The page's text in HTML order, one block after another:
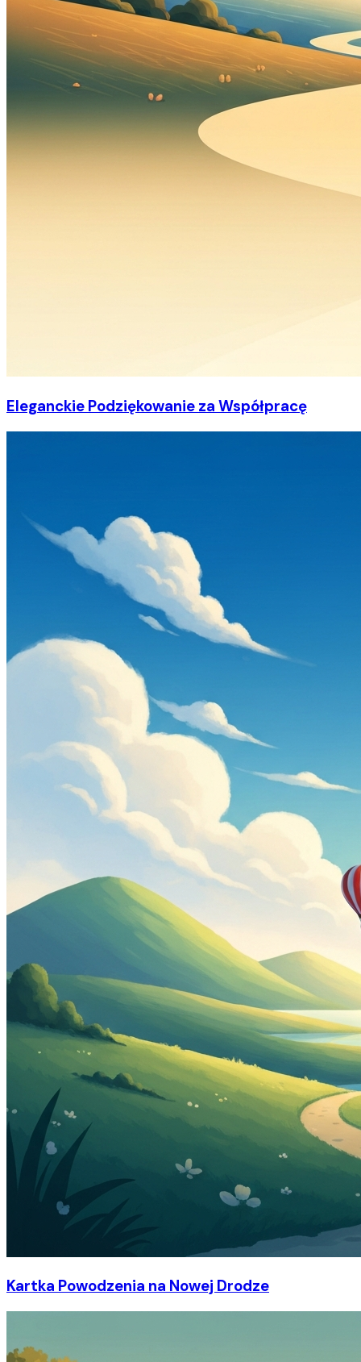
Eleganckie Podziękowanie za Współpracę
Kartka Powodzenia na Nowej Drodze